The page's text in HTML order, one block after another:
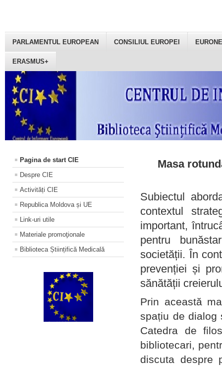
PARLAMENTUL EUROPEAN CONSILIUL EUROPEI
ERASMUS+
Pagina de start CIE
Despre CIE
Activități CIE
Republica Moldova și UE
Link-uri utile
Materiale promoţionale
Biblioteca Științifică Medicală
Masa
Subiectul
contextul
important,
pentru
societății. În
prevenției și
sănătății
Prin această
spațiu de dialog
Catedra de
bibliotecari,
discuta despre